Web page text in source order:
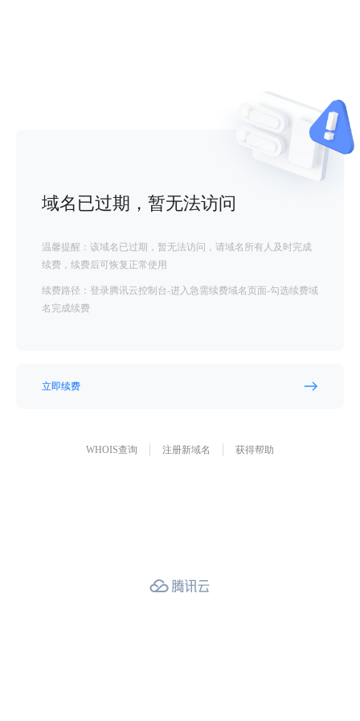
域名已过期，暂无法访问
温馨提醒：该域名已过期，暂无法访问，请域名所有人及时完成
续费，续费后可恢复正常使用
续费路径：登录腾讯云控制台-进入急需续费域名页面-勾选续费域
名完成续费
立即续费
WHOIS查询 注册新域名 获得帮助